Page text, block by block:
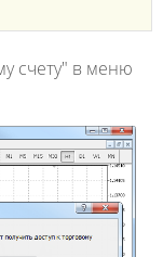
счету" в меню